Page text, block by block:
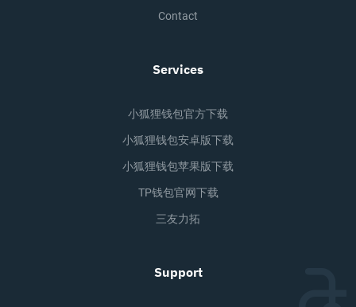
Contact
Services
小狐狸钱包官方下载
小狐狸钱包安卓版下载
小狐狸钱包苹果版下载
TP钱包官网下载
三友力拓
Support